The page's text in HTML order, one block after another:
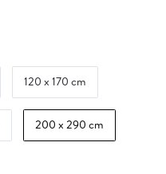
120 x 170 cm
200 x 290 cm